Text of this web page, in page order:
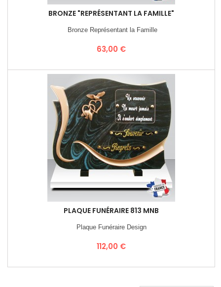
BRONZE "REPRÉSENTANT LA FAMILLE"
Bronze Représentant la Famille
Prix
63,00 €
PLAQUE FUNÉRAIRE 813 MNB
Plaque Funéraire Design
Prix
112,00 €